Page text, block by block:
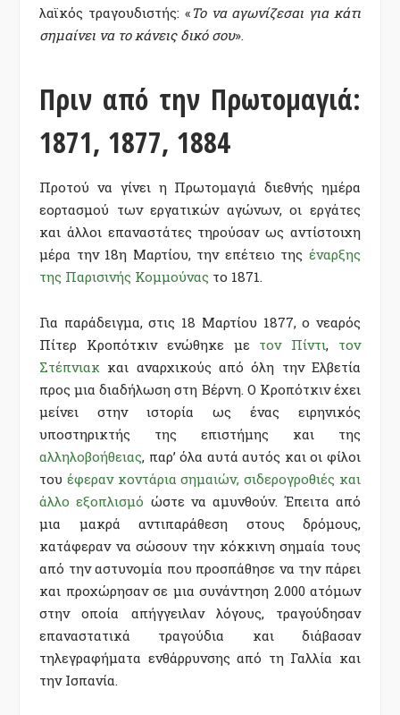
λαϊκός τραγουδιστής: «Το να αγωνίζεσαι για κάτι
σημαίνει να το κάνεις δικό σου».
Πριν από την Πρωτομαγιά:
1871, 1877, 1884
Προτού να γίνει η Πρωτομαγιά διεθνής ημέρα
εορτασμού των εργατικών αγώνων, οι εργάτες
και άλλοι επαναστάτες τηρούσαν ως αντίστοιχη
μέρα την 18η Μαρτίου, την επέτειο της έναρξης
της Παρισινής Κομμούνας το 1871.
Για παράδειγμα, στις 18 Μαρτίου 1877, ο νεαρός
Πίτερ Κροπότκιν ενώθηκε με τον Πίντι, τον
Στέπνιακ και αναρχικούς από όλη την Ελβετία
προς μια διαδήλωση στη Βέρνη. Ο Κροπότκιν έχει
μείνει στην ιστορία ως ένας ειρηνικός
υποστηρικτής της επιστήμης και της
αλληλοβοήθειας, παρ’ όλα αυτά αυτός και οι φίλοι
του έφεραν κοντάρια σημαιών, σιδερογροθιές και
άλλο εξοπλισμό ώστε να αμυνθούν. Έπειτα από
μια μακρά αντιπαράθεση στους δρόμους,
κατάφεραν να σώσουν την κόκκινη σημαία τους
από την αστυνομία που προσπάθησε να την πάρει
και προχώρησαν σε μια συνάντηση 2.000 ατόμων
στην οποία απήγγειλαν λόγους, τραγούδησαν
επαναστατικά τραγούδια και διάβασαν
τηλεγραφήματα ενθάρρυνσης από τη Γαλλία και
την Ισπανία.